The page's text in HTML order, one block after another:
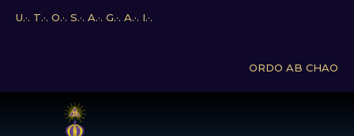
U.·. T.·. O.·. S.·. A.·. G.·. A.·. I.·.
ORDO AB CHAO